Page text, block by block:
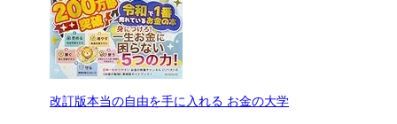
改訂版本当の自由を手に入れる お金の大学